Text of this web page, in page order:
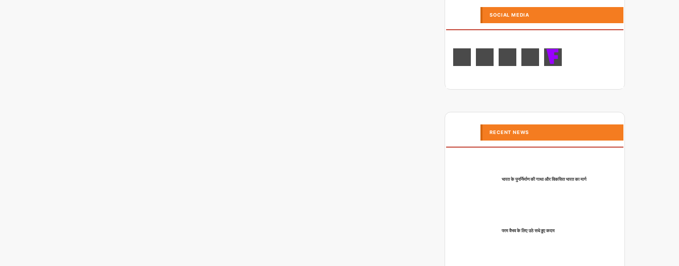
SOCIAL MEDIA
RECENT NEWS
भारत के पुनर्निर्माण की गाथा और विकसित भारत का मार्ग
परम वैभव के लिए उठे सधे हुए कदम